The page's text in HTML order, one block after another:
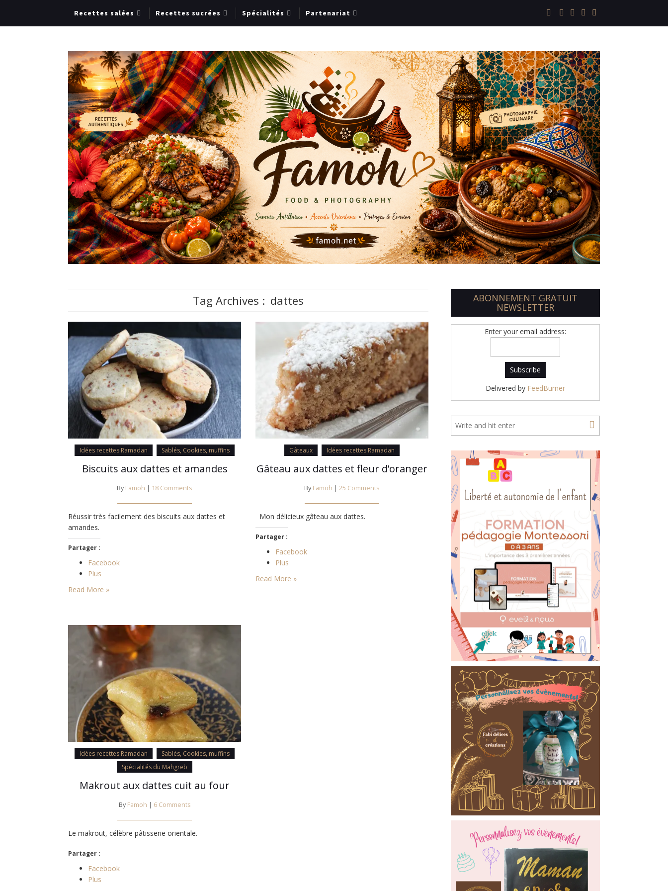
Recettes salées Recettes sucrées Spécialités Partenariat
Tag Archives : dattes
Idées recettes Ramadan Sablés, Cookies, muffins
Biscuits aux dattes et amandes
By Famoh | 18 Comments
Réussir très facilement des biscuits aux dattes et
amandes.
Partager :
Facebook
Plus
Read More »
Gâteaux Idées recettes Ramadan
Gâteau aux dattes et fleur d’oranger
By Famoh | 25 Comments
Mon délicieux gâteau aux dattes.
Partager :
Facebook
Plus
Read More »
Idées recettes Ramadan
Sablés, Cookies, muffins
Spécialités du Mahgreb
Makrout aux dattes cuit au four
By Famoh | 6 Comments
Le makrout, célèbre pâtisserie orientale.
Partager :
Facebook
Plus
ABONNEMENT GRATUIT
NEWSLETTER
Enter your email address:
Delivered by FeedBurner